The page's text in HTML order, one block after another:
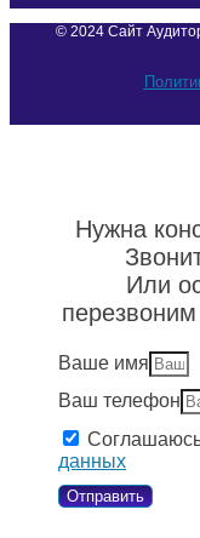
© 2024 Сайт
Нужна
Или
Ваше имя
Ваш телефон
данных
Отправить